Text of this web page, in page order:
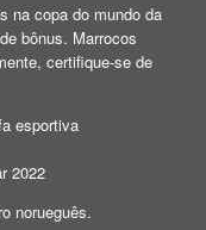
na copa do mundo da
bônus. Marrocos
certifique-se de
esportiva
2022
norueguês.